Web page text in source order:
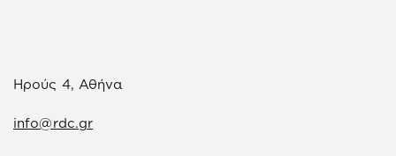
Ηρούς 4, Αθήνα
info@rdc.gr